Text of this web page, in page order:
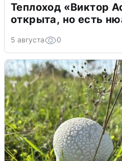
Теплоход «Виктор
открыта, но есть
5 августа 0